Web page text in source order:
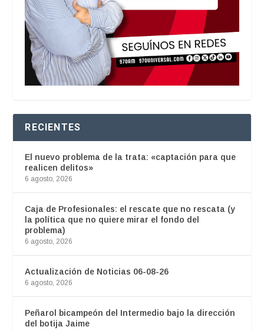
RECIENTES
El nuevo problema de la trata: «captación para que
realicen delitos»
6 agosto, 2026
Caja de Profesionales: el rescate que no rescata (y
la política que no quiere mirar el fondo del
problema)
6 agosto, 2026
Actualización de Noticias 06-08-26
6 agosto, 2026
Peñarol bicampeón del Intermedio bajo la dirección
del botija Jaime